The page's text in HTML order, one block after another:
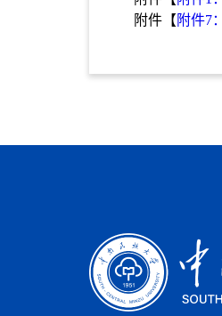
附件【 附件7